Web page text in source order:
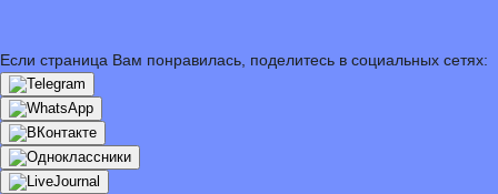
Если страница Вам понравилась, поделитесь в социальных сетях: